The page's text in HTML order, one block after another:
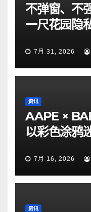
不弹窗、不
一尺花园隐
7月 31, 2026
资讯
AAPE ×
以彩色涂鸦
7月 16, 2026
资讯